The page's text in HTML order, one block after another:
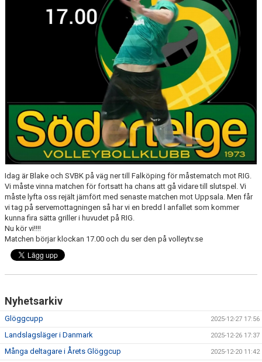
DOKUMENT & BLANKETTER
BÖRJA SPELA, AVGIFTER, BLI MEDLEM
Idag är Blake och SVBK på väg ner till Falköping för måstematch mot RIG.
Vi måste vinna matchen för fortsatt ha chans att gå vidare till slutspel. Vi
måste lyfta oss rejält jämfört med senaste matchen mot Uppsala. Men får
vi tag på servemottagningen så har vi en bredd l anfallet som kommer
kunna fira sätta griller i huvudet på RIG.
Nu kör vi!!!!
Matchen börjar klockan 17.00 och du ser den på volleytv.se
Nyhetsarkiv
Glöggcupp 2025-12-27 17:56
Landslagsläger i Danmark 2025-12-26 17:37
Många deltagare i Årets Glöggcup 2025-12-20 11:42